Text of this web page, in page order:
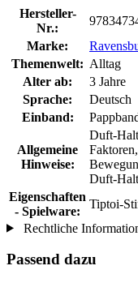
Hersteller-
Nr.:
Marke:
Themenwelt: Alltag
Alter ab:
3 Jahre
Sprache:
Deutsch
Einband:
Allgemeine
Hinweise:
Duft-
Duft-
Eigenschaften
- Spielware:
Tiptoi-
Rechtliche
Passend dazu